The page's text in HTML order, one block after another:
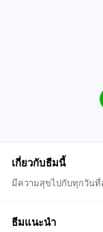
เกี่ยวกับธีมนี้
มีความสุขไปกับทุกวัน
ธีมแนะนำ